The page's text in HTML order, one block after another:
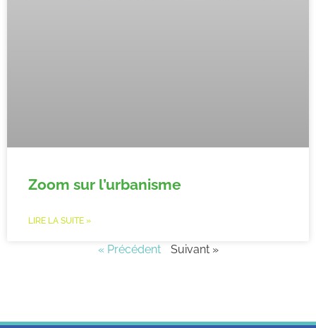
Zoom sur l’urbanisme
LIRE LA SUITE »
« Précédent Suivant »